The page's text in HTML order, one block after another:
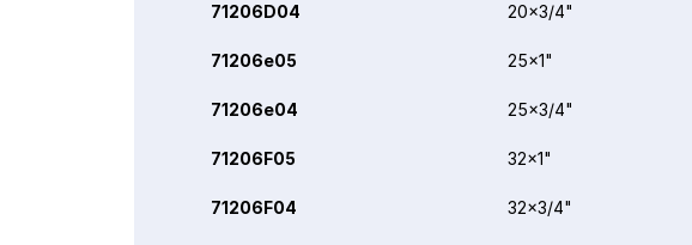
71206D04 20x3/4"
71206e05 25x1"
71206e04 25x3/4"
71206F05 32x1"
71206F04 32x3/4"